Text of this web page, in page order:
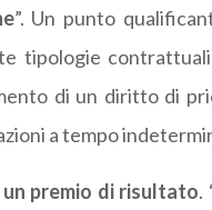
”. Un punto
tipologie
di un diritto di
a tempo
un premio di risultato.